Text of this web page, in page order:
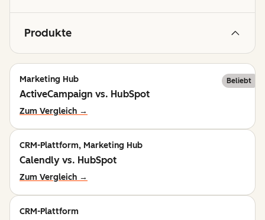
Produkte
Marketing Hub Beliebt
ActiveCampaign vs. HubSpot
Zum Vergleich →
CRM-Plattform, Marketing Hub
Calendly vs. HubSpot
Zum Vergleich →
CRM-Plattform